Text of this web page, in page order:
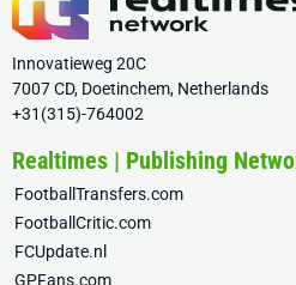
Innovatieweg 20C
7007 CD, Doetinchem, Netherlands
+31(315)-764002
Realtimes | Publishing
FootballTransfers.com
FootballCritic.com
FCUpdate.nl
GPFans.com